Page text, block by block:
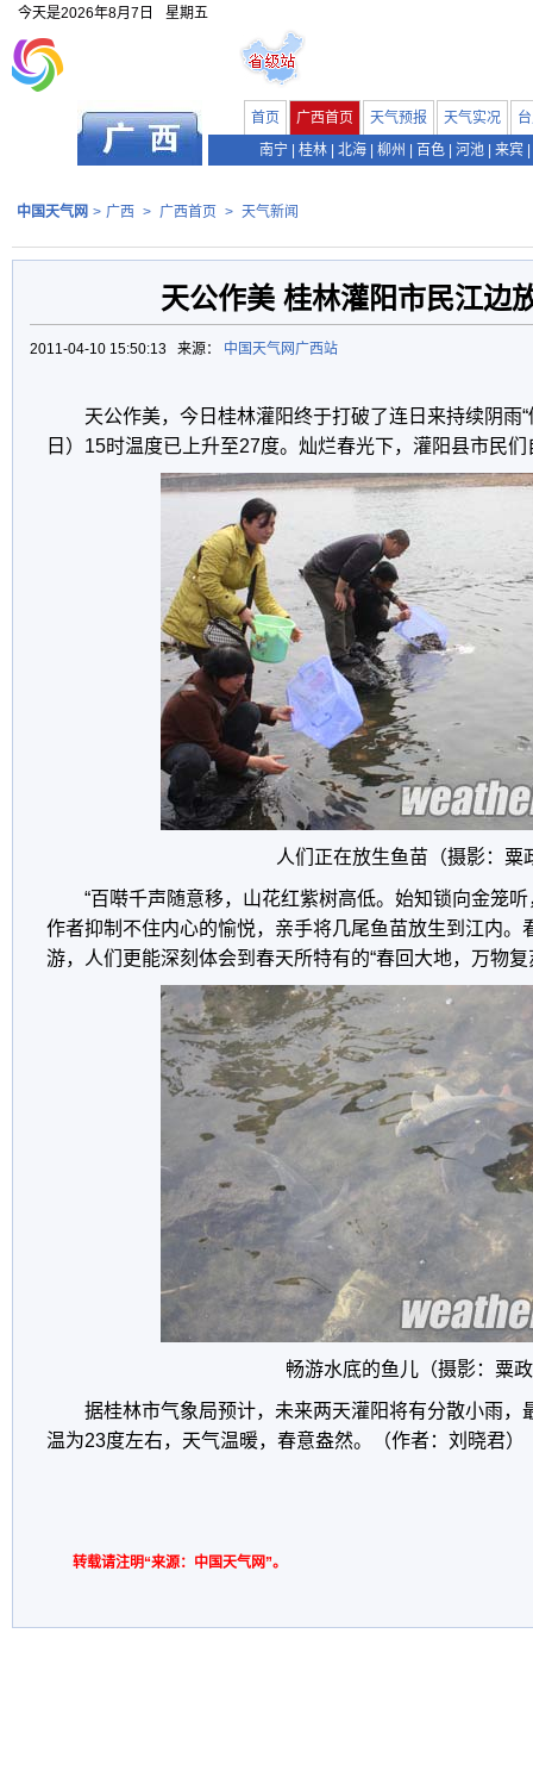
今天是2026年8月7日 星期五
首页 广西首页 天气预报 天气实况
南宁
桂林 北海 柳州 百色 河池 来宾
中国天气网 > 广西 > 广西首页 > 天气新闻
天公作美 桂林灌阳市民江边
2011-04-10 15:50:13 来源： 中国天气网广西站
天公作美，今日桂林灌阳终于打破了连日来持续阴雨
日）15时温度已上升至27度。灿烂春光下，灌阳县市民
人们正在放生鱼苗（摄影：粟
“百啭千声随意移，山花红紫树高低。始知锁向金笼
作者抑制不住内心的愉悦，亲手将几尾鱼苗放生到江内。
游，人们更能深刻体会到春天所特有的“春回大地，万物复
畅游水底的鱼儿（摄影：粟
据桂林市气象局预计，未来两天灌阳将有分散小雨，
温为23度左右，天气温暖，春意盎然。（作者：刘晓君）
转载请注明“来源：中国天气网”。